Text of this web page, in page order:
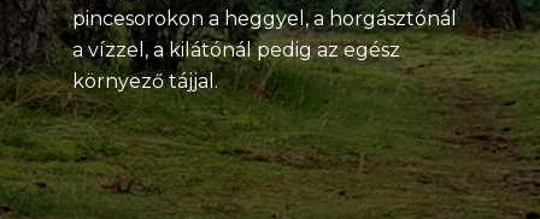
pincesorokon a heggyel, a horgásztónál
a vízzel, a kilátónál pedig az egész
környező tájjal.